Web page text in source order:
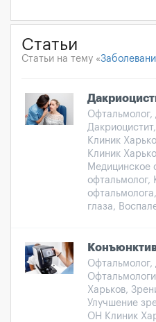
Статьи
Статьи на тему «
Офтальмолог,
Клиник
Клиник
Медицинское
офтальмолог,
глаза,
Офтальмолог,
Харьков,
Улучшение
ОН Клиник